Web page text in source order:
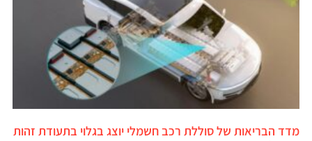
מדד הבריאות של סוללת רכב חשמלי יוצג בגלוי בתעודת זהות